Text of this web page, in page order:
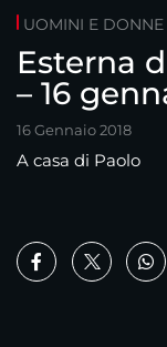
UOMINI E DONNE
Esterna
– 16
16 Gennaio 2018
A casa di Paolo